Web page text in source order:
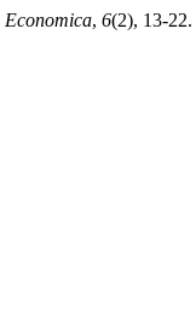
Economica, 6(2), 13-22.